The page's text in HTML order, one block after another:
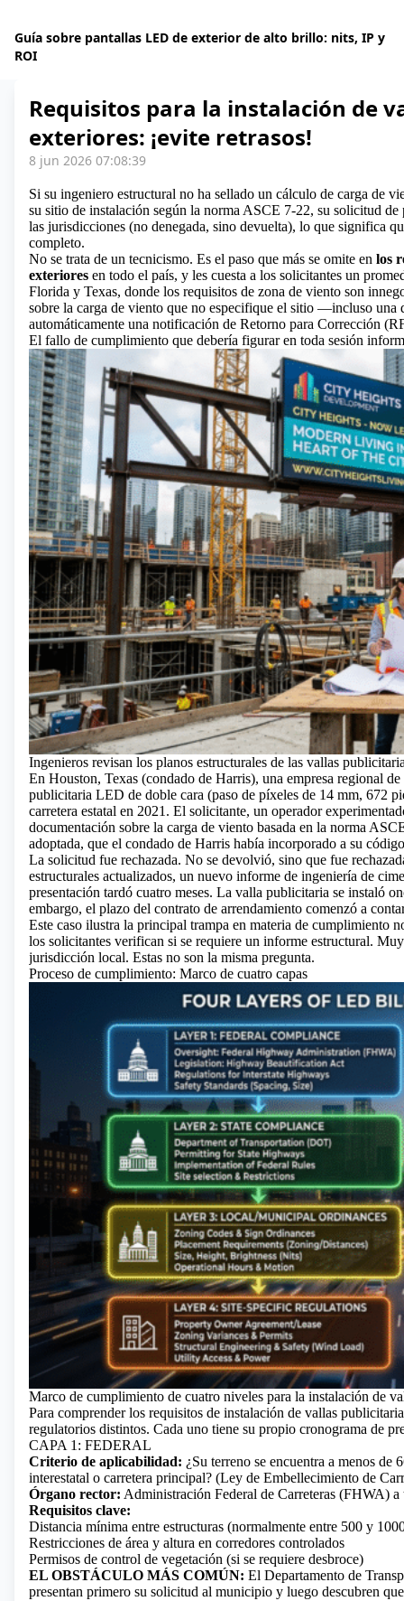
Guía sobre pantallas LED de exterior de alto brillo: nits, IP y
ROI
Requisitos para la instalación de
exteriores: ¡evite retrasos!
8 jun 2026 07:08:39
Si su ingeniero estructural no ha sellado un cálculo de carga de
su sitio de instalación según la norma ASCE 7-22, su solicitud
las jurisdicciones (no denegada, sino devuelta), lo que significa
completo.
No se trata de un tecnicismo. Es el paso que más se omite en los
exteriores en todo el país, y les cuesta a los solicitantes un
Florida y Texas, donde los requisitos de zona de viento son
sobre la carga de viento que no especifique el sitio —incluso
automáticamente una notificación de Retorno para Corrección
El fallo de cumplimiento que debería figurar en toda sesión
Ingenieros revisan los planos estructurales de las vallas
En Houston, Texas (condado de Harris), una empresa regional
publicitaria LED de doble cara (paso de píxeles de 14 mm, 672
carretera estatal en 2021. El solicitante, un operador
documentación sobre la carga de viento basada en la norma
adoptada, que el condado de Harris había incorporado a su
La solicitud fue rechazada. No se devolvió, sino que fue
estructurales actualizados, un nuevo informe de ingeniería de
presentación tardó cuatro meses. La valla publicitaria se instaló
embargo, el plazo del contrato de arrendamiento comenzó a
Este caso ilustra la principal trampa en materia de cumplimiento
los solicitantes verifican si se requiere un informe estructural.
jurisdicción local. Estas no son la misma pregunta.
Proceso de cumplimiento: Marco de cuatro capas
Marco de cumplimiento de cuatro niveles para la instalación de
Para comprender los requisitos de instalación de vallas
regulatorios distintos. Cada uno tiene su propio cronograma de
CAPA 1: FEDERAL
Criterio de aplicabilidad: ¿Su terreno se encuentra a menos de
interestatal o carretera principal? (Ley de Embellecimiento de
Órgano rector: Administración Federal de Carreteras (FHWA)
Requisitos clave:
Distancia mínima entre estructuras (normalmente entre 500 y
Restricciones de área y altura en corredores controlados
Permisos de control de vegetación (si se requiere desbroce)
EL OBSTÁCULO MÁS COMÚN: El Departamento de
presentan primero su solicitud al municipio y luego descubren